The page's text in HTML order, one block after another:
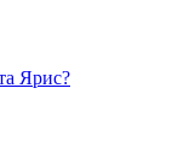
Ярис?